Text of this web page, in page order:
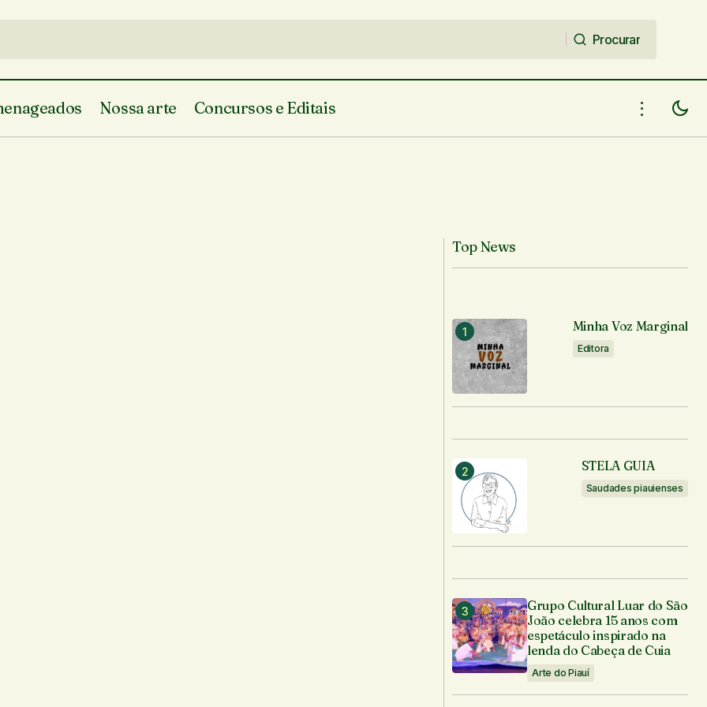
Procurar
Nossa arte Concursos e Editais
Top News
Minha Voz Marginal
Editora
STELA GUIA
Saudades piauienses
Grupo Cultural Luar do São
João celebra 15 anos com
espetáculo inspirado na
lenda do Cabeça de Cuia
Arte do Piauí